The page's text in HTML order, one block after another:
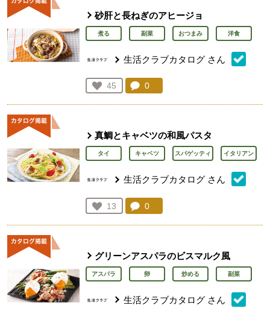
砂肝と長ねぎのアヒージョ
煮る 副菜 おつまみ 洋食
生活クラブカタログ さん
お気に入り登録：
45
人が登録
コメント：
0
真鯛とキャベツの和風パスタ
タイ キャベツ スパゲッティ イタリアン
生活クラブカタログ さん
お気に入り登録：
13
人が登録
コメント：
0
グリーンアスパラのビスマルク風
アスパラ 卵 炒める 副菜
生活クラブカタログ さん